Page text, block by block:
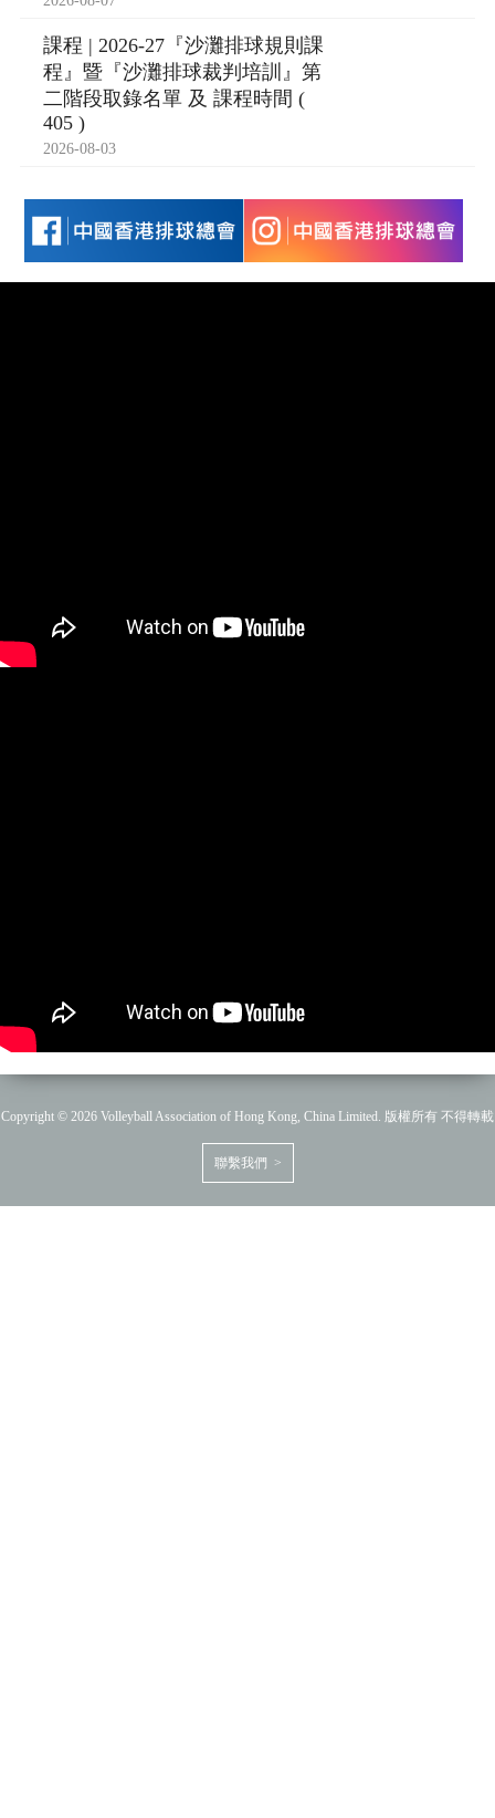
課程 | 2026-27『沙灘排球規則課
程』暨『沙灘排球裁判培訓』第
二階段取錄名單 及 課程時間 (
405 )
2026-08-03
Copyright © 2026 Volleyball Association of Hong Kong, China Limited. 版權所有 不得轉載
聯繫我們 >